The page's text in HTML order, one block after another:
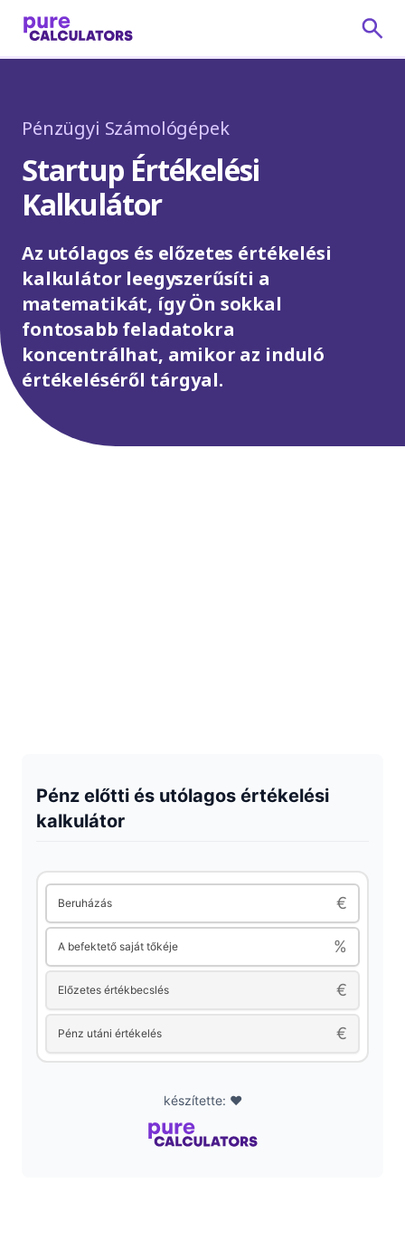
Pénzügyi Számológépek
Startup Értékelési
Kalkulátor
Az utólagos és előzetes értékelési
kalkulátor leegyszerűsíti a
matematikát, így Ön sokkal
fontosabb feladatokra
koncentrálhat, amikor az induló
értékeléséről tárgyal.
Pénz előtti és utólagos értékelési
kalkulátor
Beruházás €
A befektető saját tőkéje %
Előzetes értékbecslés €
Pénz utáni értékelés €
készítette: ❤️